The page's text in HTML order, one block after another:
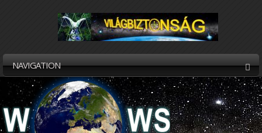
NAVIGATION